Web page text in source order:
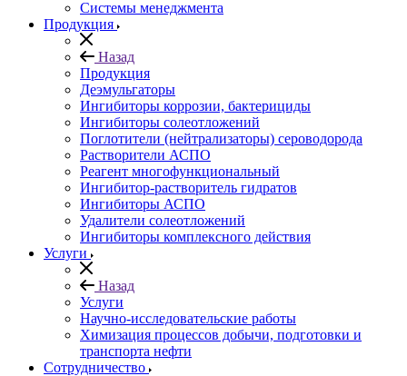
Системы менеджмента
Продукция
Назад
Продукция
Деэмульгаторы
Ингибиторы коррозии, бактерициды
Ингибиторы солеотложений
Поглотители (нейтрализаторы) сероводорода
Растворители АСПО
Реагент многофункциональный
Ингибитор-растворитель гидратов
Ингибиторы АСПО
Удалители солеотложений
Ингибиторы комплексного действия
Услуги
Назад
Услуги
Научно-исследовательские работы
Химизация процессов добычи, подготовки и
транспорта нефти
Сотрудничество